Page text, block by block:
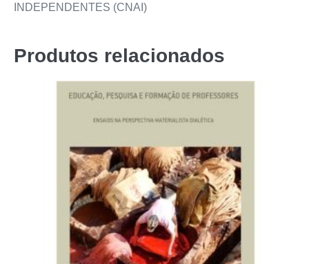
INDEPENDENTES (CNAI)
Produtos relacionados